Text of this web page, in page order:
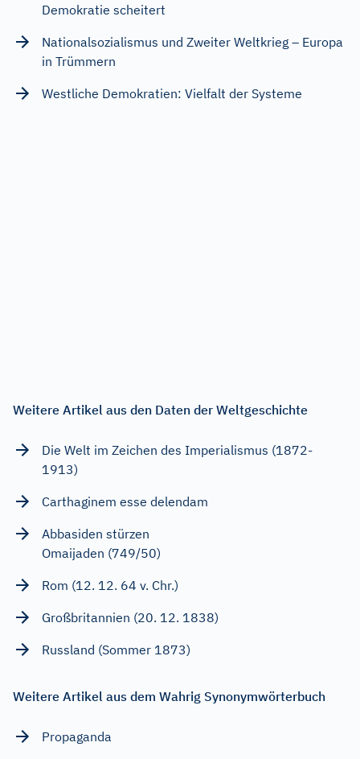
Demokratie scheitert
Nationalsozialismus und Zweiter Weltkrieg – Europa
in Trümmern
Westliche Demokratien: Vielfalt der Systeme
Weitere Artikel aus den Daten der Weltgeschichte
Die Welt im Zeichen des Imperialismus (1872-
1913)
Carthaginem esse delendam
Abbasiden stürzen
Omaijaden (749/50)
Rom (12. 12. 64 v. Chr.)
Großbritannien (20. 12. 1838)
Russland (Sommer 1873)
Weitere Artikel aus dem Wahrig Synonymwörterbuch
Propaganda